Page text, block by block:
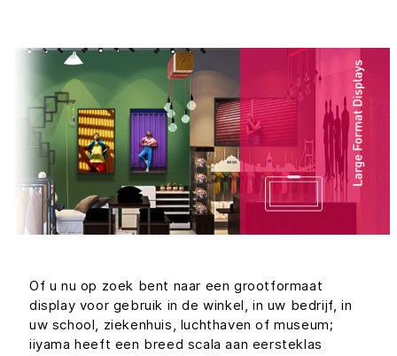
Of u nu op zoek bent naar een grootformaat
display voor gebruik in de winkel, in uw bedrijf, in
uw school, ziekenhuis, luchthaven of museum;
iiyama heeft een breed scala aan eersteklas